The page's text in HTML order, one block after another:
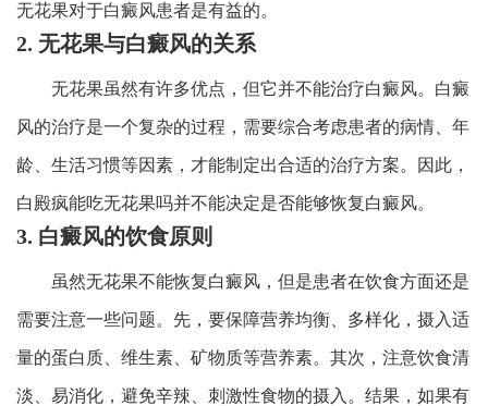
无花果对于白癜风患者是有益的。
2. 无花果与白癜风的关系
无花果虽然有许多优点，但它并不能治疗白癜风。白癜
风的治疗是一个复杂的过程，需要综合考虑患者的病情、年
龄、生活习惯等因素，才能制定出合适的治疗方案。因此，
白殿疯能吃无花果吗并不能决定是否能够恢复白癜风。
3. 白癜风的饮食原则
虽然无花果不能恢复白癜风，但是患者在饮食方面还是
需要注意一些问题。先，要保障营养均衡、多样化，摄入适
量的蛋白质、维生素、矿物质等营养素。其次，注意饮食清
淡、易消化，避免辛辣、刺激性食物的摄入。结果，如果有